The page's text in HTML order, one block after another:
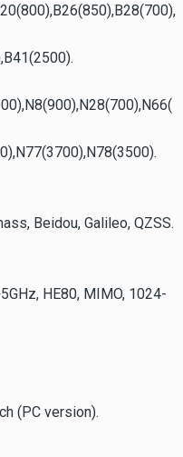
Beidou, Galileo, QZSS.
HE80, MIMO, 1024-
(PC version).